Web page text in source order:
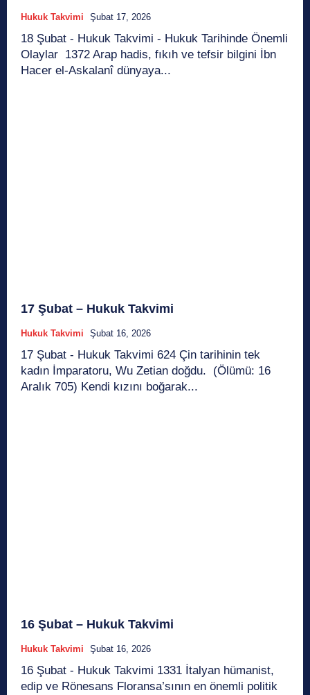
Hukuk Takvimi Şubat 17, 2026
18 Şubat - Hukuk Takvimi - Hukuk Tarihinde Önemli
Olaylar 1372 Arap hadis, fıkıh ve tefsir bilgini İbn
Hacer el-Askalanî dünyaya...
17 Şubat – Hukuk Takvimi
Hukuk Takvimi Şubat 16, 2026
17 Şubat - Hukuk Takvimi 624 Çin tarihinin tek
kadın İmparatoru, Wu Zetian doğdu. (Ölümü: 16
Aralık 705) Kendi kızını boğarak...
16 Şubat – Hukuk Takvimi
Hukuk Takvimi Şubat 16, 2026
16 Şubat - Hukuk Takvimi 1331 İtalyan hümanist,
edip ve Rönesans Floransa’sının en önemli politik